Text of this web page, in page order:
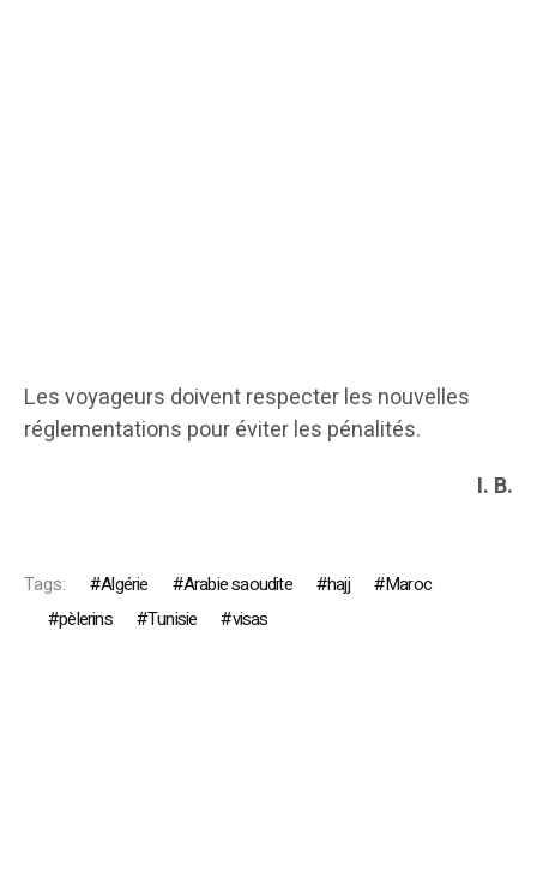
Les voyageurs doivent respecter les nouvelles
réglementations pour éviter les pénalités.
I. B.
Tags: Algérie Arabie saoudite hajj
Maroc
pèlerins
Tunisie visas